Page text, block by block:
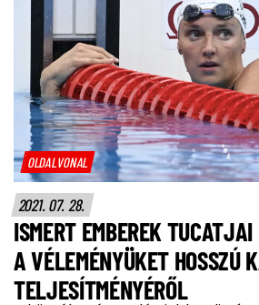
OLDALVONAL
2021. 07. 28.
ISMERT EMBEREK
A VÉLEMÉNYÜKET HOSSZÚ
TELJESÍTMÉNYÉRŐL